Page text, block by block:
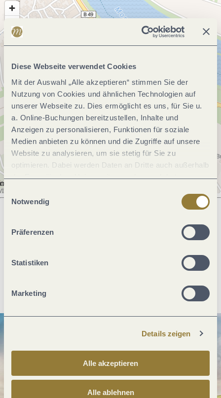
Diese Webseite verwendet Cookies
Mit der Auswahl „Alle akzeptieren“ stimmen Sie der
Nutzung von Cookies und ähnlichen Technologien auf
unserer Webseite zu. Dies ermöglicht es uns, für Sie u.
a. Online-Buchungen bereitzustellen, Inhalte und
Anzeigen zu personalisieren, Funktionen für soziale
Medien anbieten zu können und die Zugriffe auf unsere
Website zu analysieren, um sie stetig für Sie zu
optimieren. Dabei werden Daten an Dritte auch außerhalb
der Europäischen Union weitergegeben und dort
jederzeit widerrufen werden. Mit der Auswahl "Alle
ablehnen" kann es zu Beeinträchtigungen in der Nutzung
Einwilligungsauswahl
Notwendig
Präferenzen
Statistiken
Marketing
Details zeigen
Alle akzeptieren
Alle ablehnen
Was möchtest du als nächstes tun?